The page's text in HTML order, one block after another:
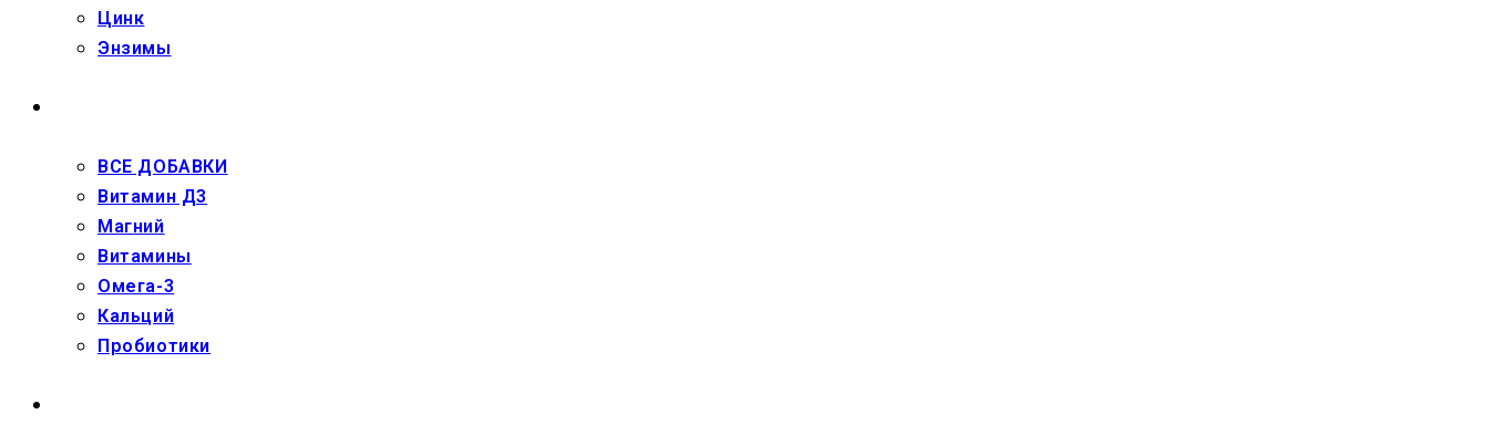
Цинк
Энзимы
ВСЕ ДОБАВКИ
Витамин Д3
Магний
Витамины
Омега-3
Кальций
Пробиотики